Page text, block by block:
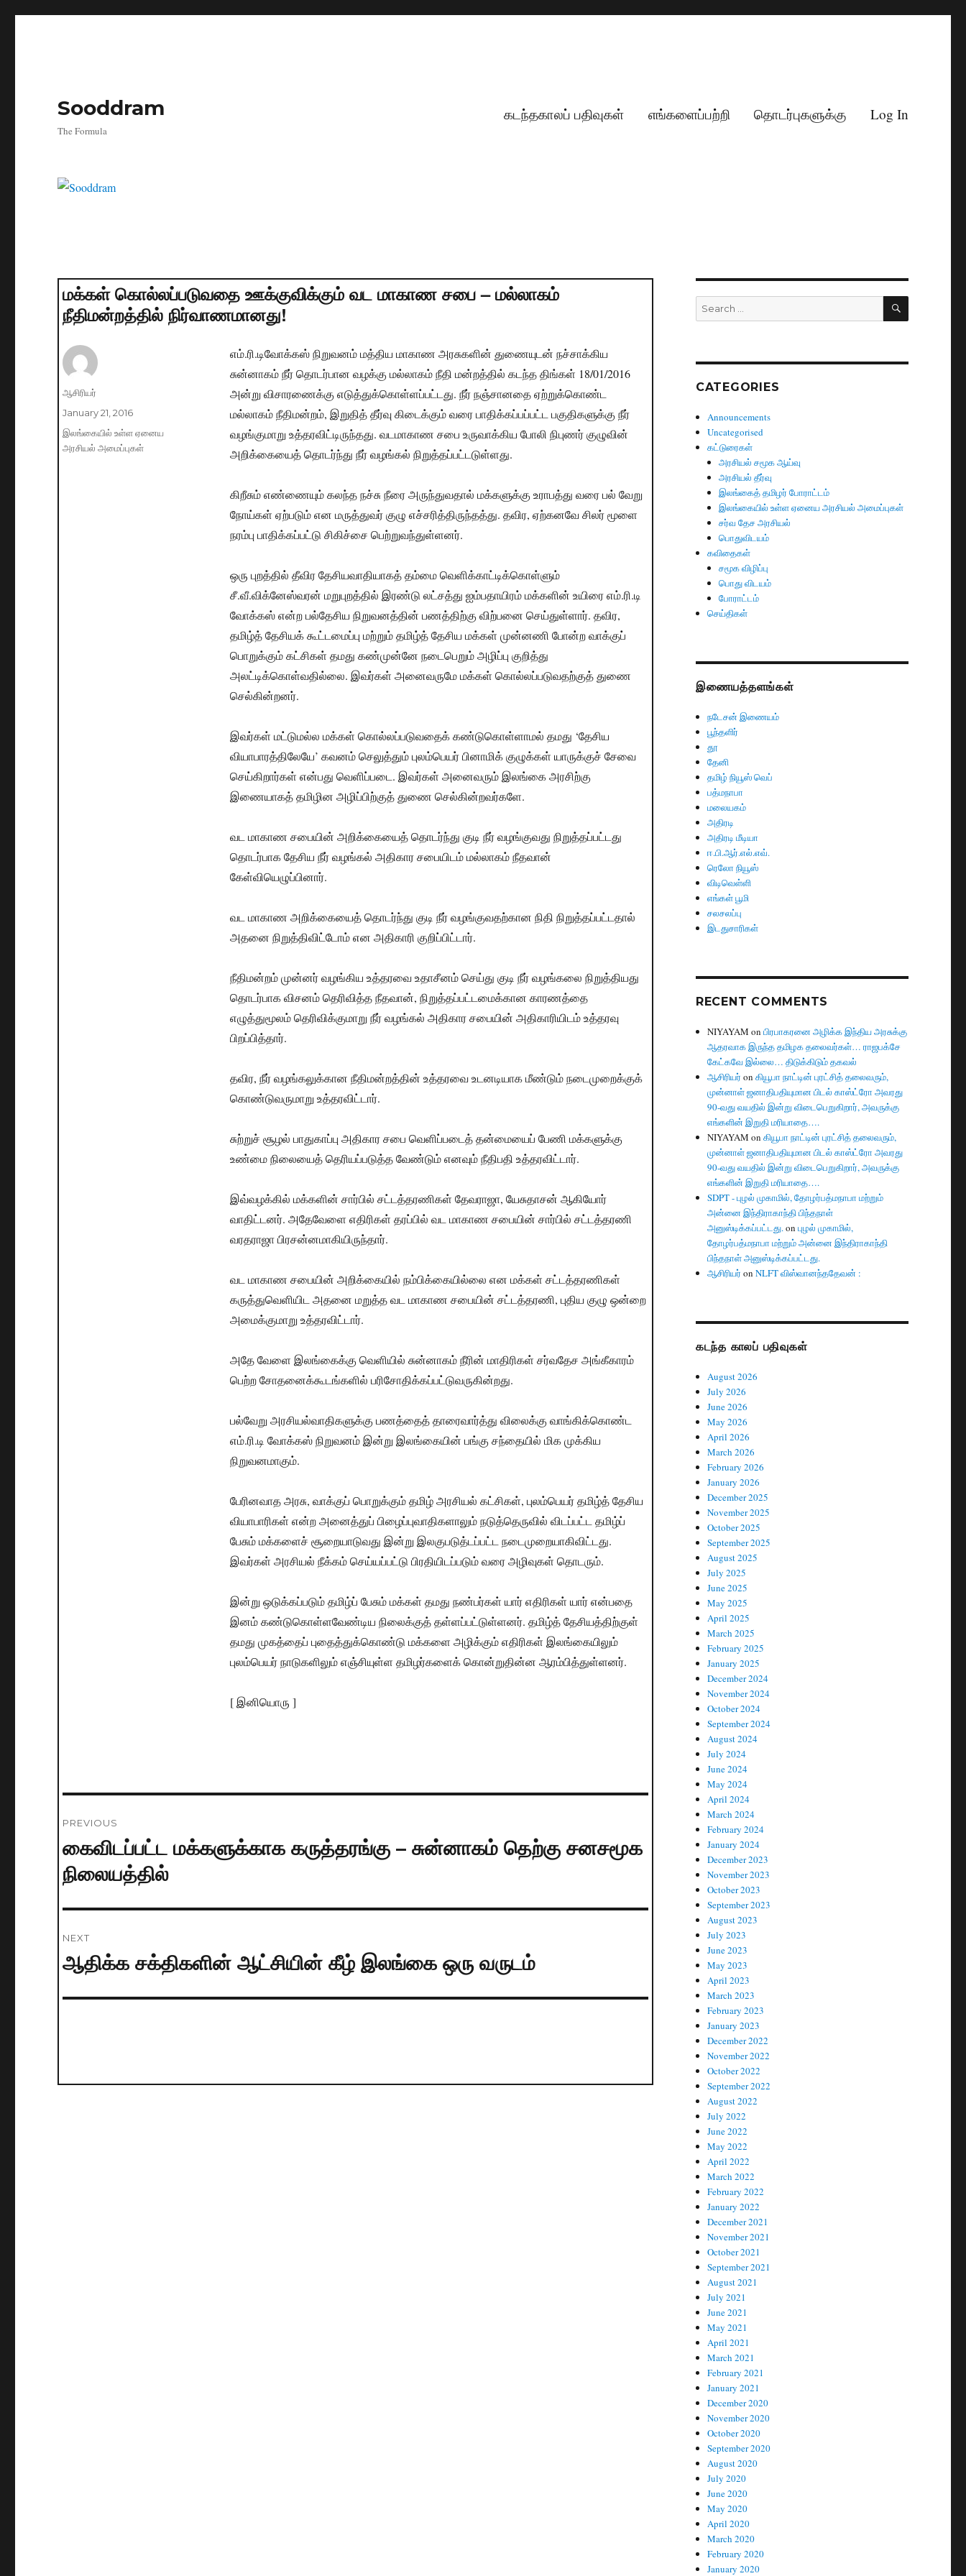
Sooddram
The Formula
கடந்தகாலப் பதிவுகள் எங்களைப்பற்றி தொடர்புகளுக்கு Log In
மக்கள் கொல்லப்படுவதை ஊக்குவிக்கும் வட மாகாண சபை – மல்லாகம்
நீதிமன்றத்தில் நிர்வாணமானது!
எம்.ரி.டிவோக்கஸ் நிறுவனம் மத்திய மாகாண அரசுகளின் துணையுடன் நச்சாக்கிய
சுன்னாகம் நீர் தொடர்பான வழக்கு மல்லாகம் நீதி மன்றத்தில் கடந்த திங்கள் 18/01/2016
அன்று விசாரணைக்கு எடுத்துக்கொள்ளப்பட்டது. நீர் நஞ்சானதை ஏற்றுக்கொண்ட
மல்லாகம் நீதிமன்றம், இறுதித் தீர்வு கிடைக்கும் வரை பாதிக்கப்பப்பட்ட பகுதிகளுக்கு நீர்
வழங்குமாறு உத்தரவிட்டிருந்தது. வடமாகாண சபை உருவாக்கிய போலி நிபுணர் குழுவின்
அறிக்கையைத் தொடர்ந்து நீர் வழங்கல் நிறுத்தப்பட்டடுள்ளது.
கிறீசும் எண்ணையும் கலந்த நச்சு நீரை அருந்துவதால் மக்களுக்கு உராபத்து வரை பல் வேறு
நோய்கள் ஏற்படும் என மருத்துவர் குழு எச்சரித்திருந்தத்து. தவிர, ஏற்கனவே சிலர் மூளை
நரம்பு பாதிக்கப்பட்டு சிகிச்சை பெற்றுவந்துள்ளனர்.
ஒரு புறத்தில் தீவிர தேசியவாதியாகத் தம்மை வெளிக்காட்டிக்கொள்ளும்
சீ.வீ.விக்னேஸ்வரன் மறுபுறத்தில் இரண்டு லட்சத்து ஐம்பதாயிரம் மக்களின் உயிரை எம்.ரி.டி
வோக்கஸ் என்ற பல்தேசிய நிறுவனத்தின் பணத்திற்கு விற்பனை செய்துள்ளார். தவிர,
தமிழ்த் தேசியக் கூட்டமைப்பு மற்றும் தமிழ்த் தேசிய மக்கள் முன்னணி போன்ற வாக்குப்
பொறுக்கும் கட்சிகள் தமது கண்முன்னே நடைபெறும் அழிப்பு குறித்து
அலட்டிக்கொள்வதில்லை. இவர்கள் அனைவருமே மக்கள் கொல்லப்படுவதற்குத் துணை
செல்கின்றனர்.
இவர்கள் மட்டுமல்ல மக்கள் கொல்லப்படுவதைக் கண்டுகொள்ளாமல் தமது ‘தேசிய
வியாபாரத்திலேயே’ கவனம் செலுத்தும் புலம்பெயர் பினாமிக் குழுக்கள் யாருக்குச் சேவை
செய்கிறார்கள் என்பது வெளிப்படை. இவர்கள் அனைவரும் இலங்கை அரசிற்கு
இணையாகத் தமிழின அழிப்பிற்குத் துணை செல்கின்றவர்களே.
வட மாகாண சபையின் அறிக்கையைத் தொடர்ந்து குடி நீர் வழங்குவது நிறுத்தப்பட்டது
தொடர்பாக தேசிய நீர் வழங்கல் அதிகார சபையிடம் மல்லாகம் நீதவான்
கேள்வியெழுப்பினார்.
வட மாகாண அறிக்கையைத் தொடர்ந்து குடி நீர் வழங்குவதற்கான நிதி நிறுத்தப்பட்டதால்
அதனை நிறுத்திவிட்டோம் என அதிகாரி குறிப்பிட்டார்.
நீதிமன்றம் முன்னர் வழங்கிய உத்தரவை உதாசீனம் செய்து குடி நீர் வழங்கலை நிறுத்தியது
தொடர்பாக விசனம் தெரிவித்த நீதவான், நிறுத்தப்பட்டமைக்கான காரணத்தை
எழுத்துமூலம் தெரிவிக்குமாறு நீர் வழங்கல் அதிகார சபையின் அதிகாரியிடம் உத்தரவு
பிறப்பித்தார்.
தவிர, நீர் வழங்கலுக்கான நீதிமன்றத்தின் உத்தரவை உடனடியாக மீண்டும் நடைமுறைக்குக்
கொண்டுவருமாறு உத்தரவிட்டார்.
சுற்றுச் சூழல் பாதுகாப்பு அதிகார சபை வெளிப்படைத் தன்மையைப் பேணி மக்களுக்கு
உண்மை நிலையைத் தெரியப்படுத்த வேண்டும் எனவும் நீதிபதி உத்தரவிட்டார்.
இவ்வழக்கில் மக்களின் சார்பில் சட்டத்தரணிகள் தேவராஜா, யேசுதாசன் ஆகியோர்
வாதிட்டனர். அதேவேளை எதிரிகள் தரப்பில் வட மாகாண சபையின் சார்பில் சட்டத்தரணி
வரதராஜா பிரசன்னமாகியிருந்தார்.
வட மாகாண சபையின் அறிக்கையில் நம்பிக்கையில்லை என மக்கள் சட்டத்தரணிகள்
கருத்துவெளியிட அதனை மறுத்த வட மாகாண சபையின் சட்டத்தரணி, புதிய குழு ஒன்றை
அமைக்குமாறு உத்தரவிட்டார்.
அதே வேளை இலங்கைக்கு வெளியில் சுன்னாகம் நீரின் மாதிரிகள் சர்வதேச அங்கீகாரம்
பெற்ற சோதனைக்கூடங்களில் பரிசோதிக்கப்பட்டுவருகின்றது.
பல்வேறு அரசியல்வாதிகளுக்கு பணத்தைத் தாரைவார்த்து விலைக்கு வாங்கிக்கொண்ட
எம்.ரி.டி வோக்கஸ் நிறுவனம் இன்று இலங்கையின் பங்கு சந்தையில் மிக முக்கிய
நிறுவனமாகும்.
பேரினவாத அரசு, வாக்குப் பொறுக்கும் தமிழ் அரசியல் கட்சிகள், புலம்பெயர் தமிழ்த் தேசிய
வியாபாரிகள் என்ற அனைத்துப் பிழைப்புவாதிகளாலும் நடுத்தெருவில் விடப்பட்ட தமிழ்ப்
பேசும் மக்களைச் சூறையாடுவது இன்று இலகுபடுத்டப்பட்ட நடைமுறையாகிவிட்டது.
இவர்கள் அரசியல் நீக்கம் செய்யப்பட்டு பிரதியிடப்படும் வரை அழிவுகள் தொடரும்.
இன்று ஒடுக்கப்படும் தமிழ்ப் பேசும் மக்கள் தமது நண்பர்கள் யார் எதிரிகள் யார் என்பதை
இனம் கண்டுகொள்ளவேண்டிய நிலைக்குத் தள்ளப்பட்டுள்ளனர். தமிழ்த் தேசியத்திற்குள்
தமது முகத்தைப் புதைத்துக்கொண்டு மக்களை அழிக்கும் எதிரிகள் இலங்கையிலும்
புலம்பெயர் நாடுகளிலும் எஞ்சியுள்ள தமிழர்களைக் கொன்றுதின்ன ஆரம்பித்துள்ளனர்.
[ இனியொரு ]
Author
ஆசிரியர்
Posted
on
January 21, 2016
Categories
இலங்கையில் உள்ள ஏனைய
அரசியல் அமைப்புகள்
navigation
PREVIOUS
Previous
post:
கைவிடப்பட்ட மக்களுக்காக கருத்தரங்கு – சுன்னாகம் தெற்கு சனசமூக
நிலையத்தில்
NEXT
Next
ஆதிக்க சக்திகளின் ஆட்சியின் கீழ் இலங்கை ஒரு வருடம்
Search
for:
SEARCH
CATEGORIES
Announcements
Uncategorised
கட்டுரைகள்
அரசியல் சமூக ஆய்வு
அரசியல் தீர்வு
இலங்கைத் தமிழர் போராட்டம்
இலங்கையில் உள்ள ஏனைய அரசியல் அமைப்புகள்
சர்வ தேச அரசியல்
பொதுவிடயம்
கவிதைகள்
சமூக விழிப்பு
பொது விடயம்
போராட்டம்
செய்திகள்
இணையத்தளங்கள்
நடேசன் இணையம்
பூந்தளிர்
தூ
தேனி
தமிழ் நியூஸ் வெப்
பத்மநாபா
மலையகம்
அதிரடி
அதிரடி மீடியா
ஈ.பி.ஆர்.எல்.எவ்.
ரெலோ நியூஸ்
விடிவெள்ளி
எங்கள் பூமி
சலசலப்பு
இடதுசாரிகள்
RECENT COMMENTS
NIYAYAM onபிரபாகரனை அழிக்க இந்திய அரசுக்கு
ஆதரவாக இருந்த தமிழக தலைவர்கள்… ராஜபக்சே
கேட்கவே இல்லை… திடுக்கிடும் தகவல்
ஆசிரியர் onகியூபா நாட்டின் புரட்சித் தலைவரும்,
முன்னாள் ஜனாதிபதியுமான பிடல் காஸ்ட்ரோ அவரது
90-வது வயதில் இன்று விடைபெறுகிறார், அவருக்கு
எங்களின் இறுதி மரியாதை….
NIYAYAM onகியூபா நாட்டின் புரட்சித் தலைவரும்,
முன்னாள் ஜனாதிபதியுமான பிடல் காஸ்ட்ரோ அவரது
90-வது வயதில் இன்று விடைபெறுகிறார், அவருக்கு
எங்களின் இறுதி மரியாதை….
SDPT - புழல் முகாமில், தோழர்பத்மநாபா மற்றும்
அன்னை இந்திராகாந்தி பிந்தநாள்
அனுஸ்டிக்கப்பட்டது.onபுழல் முகாமில்,
தோழர்பத்மநாபா மற்றும் அன்னை இந்திராகாந்தி
பிந்தநாள் அனுஸ்டிக்கப்பட்டது.
ஆசிரியர் onNLFT விஸ்வானந்ததேவன் :
கடந்த காலப் பதிவுகள்
August 2026
July 2026
June 2026
May 2026
April 2026
March 2026
February 2026
January 2026
December 2025
November 2025
October 2025
September 2025
August 2025
July 2025
June 2025
May 2025
April 2025
March 2025
February 2025
January 2025
December 2024
November 2024
October 2024
September 2024
August 2024
July 2024
June 2024
May 2024
April 2024
March 2024
February 2024
January 2024
December 2023
November 2023
October 2023
September 2023
August 2023
July 2023
June 2023
May 2023
April 2023
March 2023
February 2023
January 2023
December 2022
November 2022
October 2022
September 2022
August 2022
July 2022
June 2022
May 2022
April 2022
March 2022
February 2022
January 2022
December 2021
November 2021
October 2021
September 2021
August 2021
July 2021
June 2021
May 2021
April 2021
March 2021
February 2021
January 2021
December 2020
November 2020
October 2020
September 2020
August 2020
July 2020
June 2020
May 2020
April 2020
March 2020
February 2020
January 2020